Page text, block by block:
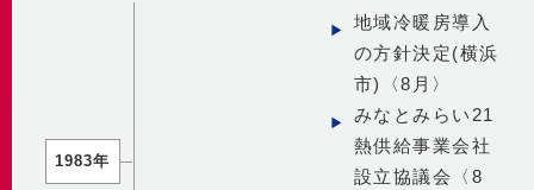
1分でわかるみなとみらい21熱供給
1983年
地域冷暖房導入
の方針決定(横浜
市)〈8月〉
みなとみらい21
熱供給事業会社
設立協議会〈8